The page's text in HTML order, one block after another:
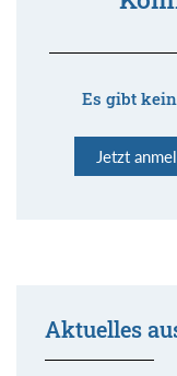
Es gibt
Jetzt
Aktuelles